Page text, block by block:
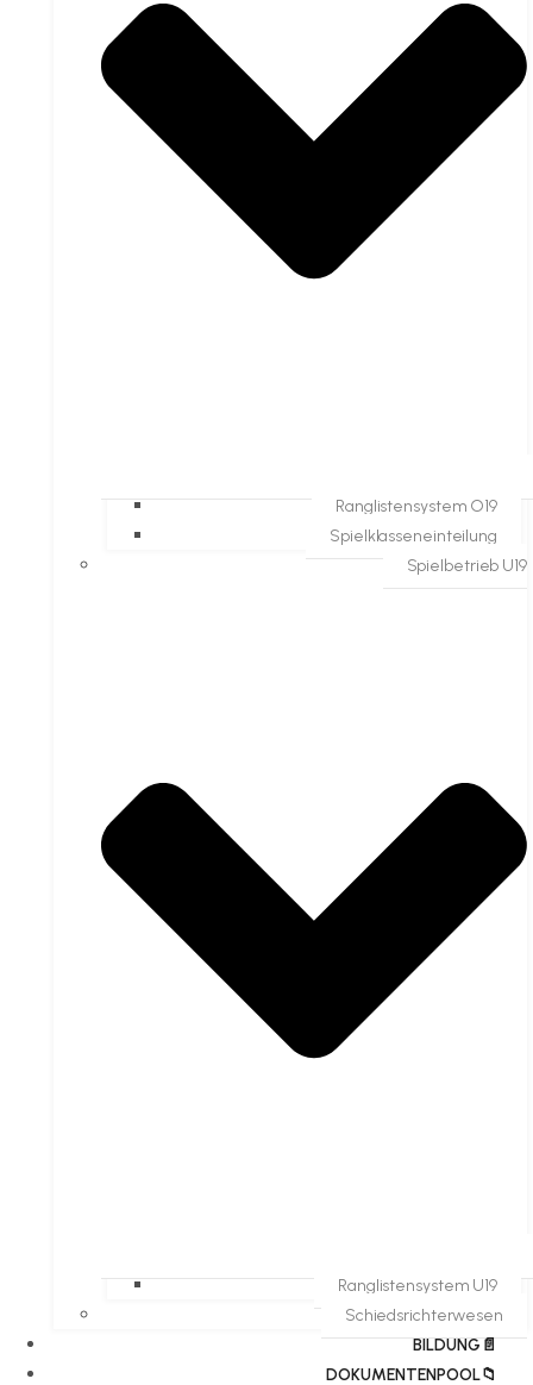
Ranglistensystem O19
Spielklasseneinteilung
Spielbetrieb U19
Ranglistensystem U19
Schiedsrichterwesen
BILDUNG📄
DOKUMENTENPOOL📁